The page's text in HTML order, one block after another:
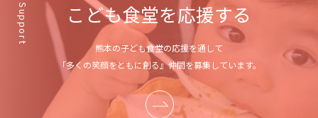
Support こども食堂を応援する
熊本の子ども食堂の応援を通して
「多くの笑顔をともに創る』仲間を募集しています。